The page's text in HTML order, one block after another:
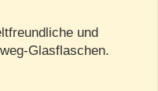
und
Glasflaschen.